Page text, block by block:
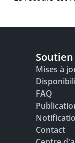
Soutien
Mises à
FAQ
Contact